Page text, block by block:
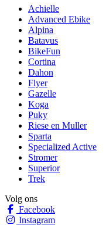
Achielle
Advanced Ebike
Alpina
Batavus
BikeFun
Cortina
Dahon
Flyer
Gazelle
Koga
Puky
Riese en Muller
Sparta
Specialized Active
Stromer
Superior
Trek
Volg ons
Facebook
Instagram